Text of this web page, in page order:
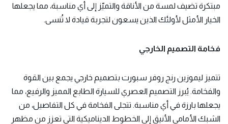
مبتكرة تضيف لمسة من الأناقة والتميّز إلى أي مناسبة، مما يجعلها
الخيار الأمثل لأولئك الذين يسعون لتجربة قيادة لا تُنسى.
فخامة التصميم الخارجي
تتميز ليموزين رنج روفر سبورت بتصميم خارجي يجمع بين القوة
والفخامة. يُبرز التصميم العصري للسيارة الطابع المميز والرفيع، مما
يجعلها بارزة في أي مناسبة. تتجلى الفخامة في كل التفاصيل، من
الشبك الأمامي الأنيق إلى الخطوط الديناميكية التي تعزز من مظهر